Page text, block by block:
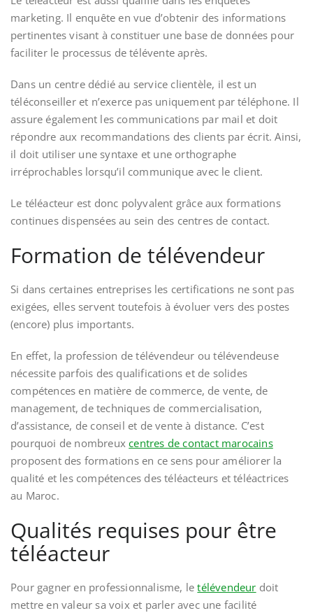
marketing. Il enquête en vue d’obtenir des informations
pertinentes visant à constituer une base de données pour
faciliter le processus de télévente après.
Dans un centre dédié au service clientèle, il est un
téléconseiller et n’exerce pas uniquement par téléphone. Il
assure également les communications par mail et doit
répondre aux recommandations des clients par écrit. Ainsi,
il doit utiliser une syntaxe et une orthographe
irréprochables lorsqu’il communique avec le client.
Le téléacteur est donc polyvalent grâce aux formations
continues dispensées au sein des centres de contact.
Formation de télévendeur
Si dans certaines entreprises les certifications ne sont pas
exigées, elles servent toutefois à évoluer vers des postes
(encore) plus importants.
En effet, la profession de télévendeur ou télévendeuse
nécessite parfois des qualifications et de solides
compétences en matière de commerce, de vente, de
management, de techniques de commercialisation,
d’assistance, de conseil et de vente à distance. C’est
pourquoi de nombreuxcentres de contact marocains
proposent des formations en ce sens pour améliorer la
qualité et les compétences des téléacteurs et téléactrices
au Maroc.
Qualités requises pour être
téléacteur
Pour gagner en professionnalisme, letélévendeur doit
mettre en valeur sa voix et parler avec une facilité